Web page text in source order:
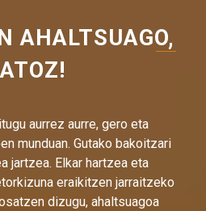
AHALTSUAGO,
aurrez aurre, gero eta
munduan. Gutako bakoitzari
jartzea. Elkar hartzea eta
eraikitzen jarraitzeko
dizugu, ahaltsuagoa